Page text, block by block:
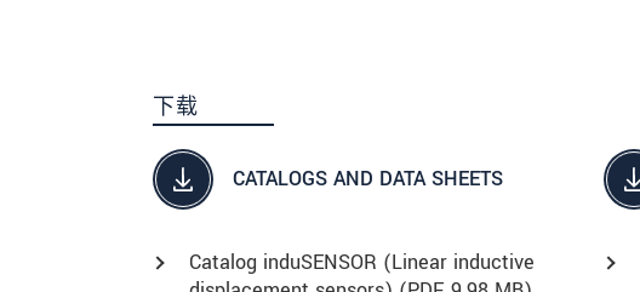
下载
CATALOGS AND DATA SHEETS
Catalog induSENSOR (Linear inductive